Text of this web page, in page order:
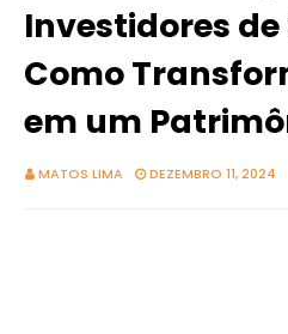
Investidores de
Como
em um
MATOS LIMA DEZEMBRO 11, 2024